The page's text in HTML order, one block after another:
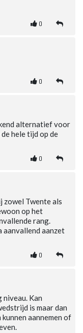
0
0
alternatief voor
hele tijd op de
0
zowel Twente als
op het
rang.
aanvallend aanzet
0
niveau. Kan
is maar dan
aannemen of